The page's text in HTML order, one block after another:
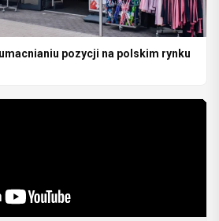
pozycji na polskim rynku